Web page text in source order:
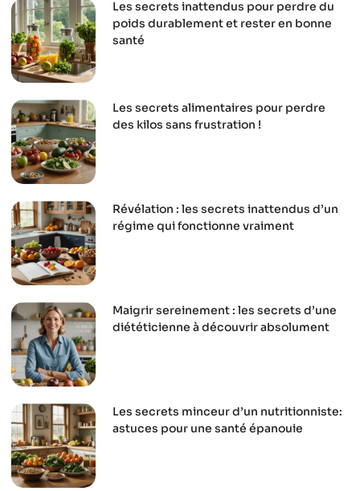
Les secrets inattendus pour perdre du
poids durablement et rester en bonne
santé
Les secrets alimentaires pour perdre
des kilos sans frustration !
Révélation : les secrets inattendus d’un
régime qui fonctionne vraiment
Maigrir sereinement : les secrets d’une
diététicienne à découvrir absolument
Les secrets minceur d’un nutritionniste:
astuces pour une santé épanouie